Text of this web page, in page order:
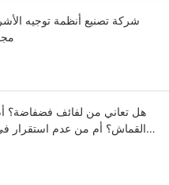
شركة تصنيع أنظمة توجيه
هل تعاني من لفائف فضفاضة؟
القماش؟ أم من عدم استقرار